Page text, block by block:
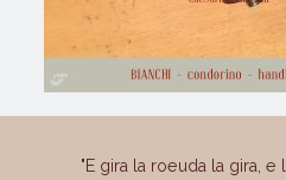
"E gira la roeuda la gira, e